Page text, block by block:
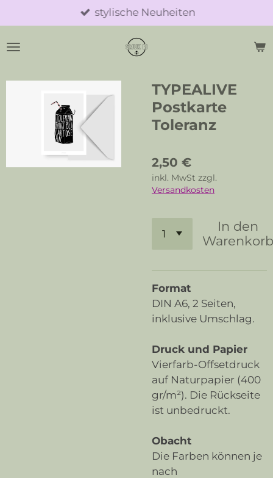
Hauptinhalt
springen
stylische Neuheiten
TYPEALIVE
Postkarte
Toleranz
2,50 €
inkl. MwSt zzgl.
Versandkosten
In den
Format
DIN A6, 2 Seiten,
inklusive Umschlag.
Druck und Papier
Vierfarb-Offsetdruck
auf Naturpapier (400
gr/m²). Die Rückseite
ist unbedruckt.
Obacht
Die Farben können je
nach